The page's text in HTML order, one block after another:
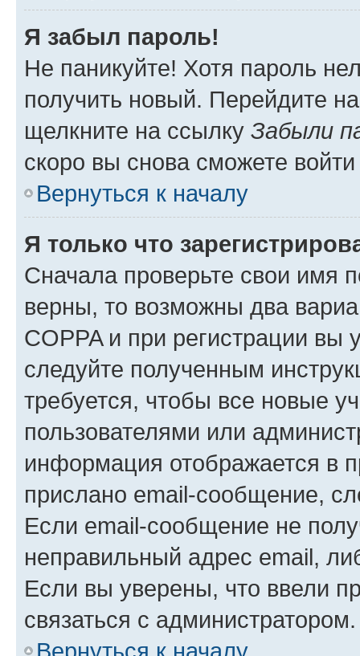
Я забыл пароль!
Не паникуйте! Хотя пароль
получить новый. Перейдите
щелкните на ссылку Забыли
скоро вы снова сможете
Вернуться к началу
Я только что
Сначала проверьте свои имя
верны, то возможны два
COPPA и при регистрации вы
следуйте полученным
требуется, чтобы все новые
пользователями или
информация отображается в
прислано email-сообщение,
Если email-сообщение не
неправильный адрес email,
Если вы уверены, что ввели
связаться с администратором.
Вернуться к началу